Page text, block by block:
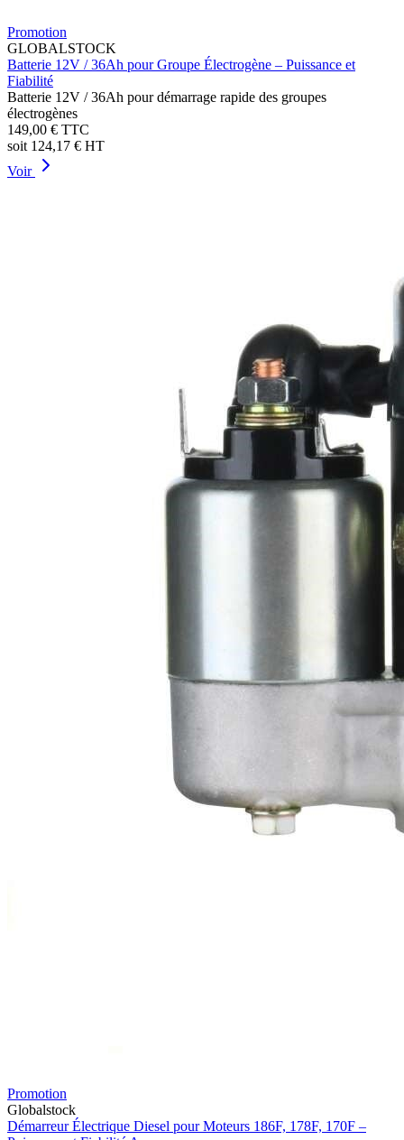
Promotion
GLOBALSTOCK
Batterie 12V / 36Ah pour Groupe Électrogène – Puissance et
Fiabilité
Batterie 12V / 36Ah pour démarrage rapide des groupes
électrogènes
149,00 € TTC
soit 124,17 € HT
Voir
Promotion
Globalstock
Démarreur Électrique Diesel pour Moteurs 186F, 178F, 170F –